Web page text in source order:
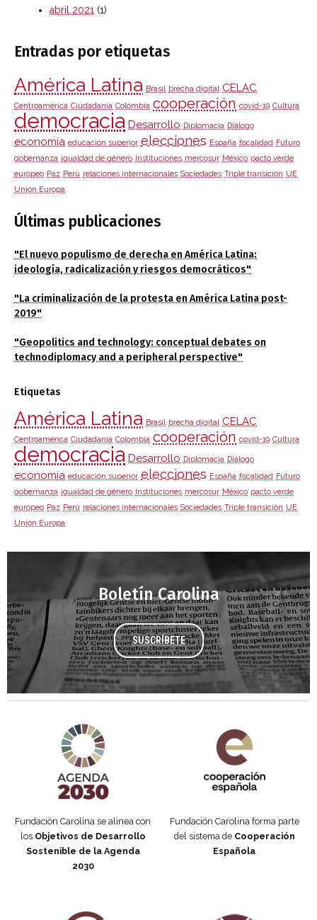
abril 2021 (1)
Entradas por etiquetas
América Latina Brasil brecha digital CELAC
Centroamérica Ciudadanía Colombia cooperación covid-19 Cultura
democracia Desarrollo Diplomacia Diálogo
economía educación superior elecciones España fiscalidad Futuro
gobernanza igualdad de género Instituciones mercosur México pacto verde
europeo Paz Perú relaciones internacionales Sociedades Triple transición UE
Unión Europa
Últimas publicaciones
"El nuevo populismo de derecha en América Latina:
ideología, radicalización y riesgos democráticos"
"La criminalización de la protesta en América Latina post-
2019"
"Geopolitics and technology: conceptual debates on
technodiplomacy and a peripheral perspective"
Etiquetas
América Latina Brasil brecha digital CELAC
Centroamérica Ciudadanía Colombia cooperación covid-19 Cultura
democracia Desarrollo Diplomacia Diálogo
economía educación superior elecciones España fiscalidad Futuro
gobernanza igualdad de género Instituciones mercosur México pacto verde
europeo Paz Perú relaciones internacionales Sociedades Triple transición UE
Unión Europa
Boletín Carolina
SUSCRÍBETE
Fundación Carolina se alinea con
los Objetivos de Desarrollo
Sostenible de la Agenda
2030
Fundación Carolina forma parte
del sistema de Cooperación
Española